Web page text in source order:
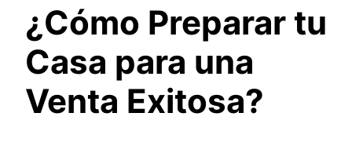
¿Cómo Preparar tu
Casa para una
Venta Exitosa?